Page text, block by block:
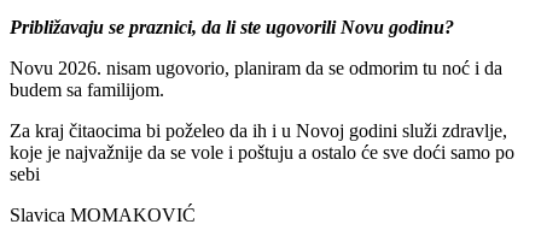
Približavaju se praznici, da li ste ugovorili Novu godinu?
Novu 2026. nisam ugovorio, planiram da se odmorim tu noć i da
budem sa familijom.
Za kraj čitaocima bi poželeo da ih i u Novoj godini služi zdravlje,
koje je najvažnije da se vole i poštuju a ostalo će sve doći samo po
sebi
Slavica MOMAKOVIĆ